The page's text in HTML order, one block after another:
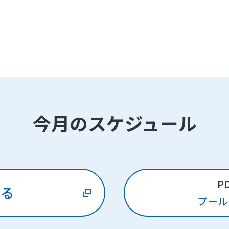
今月のスケジュール
プール